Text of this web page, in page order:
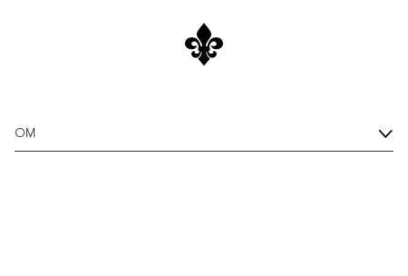
OM